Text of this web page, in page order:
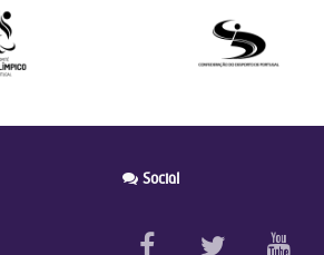
Social